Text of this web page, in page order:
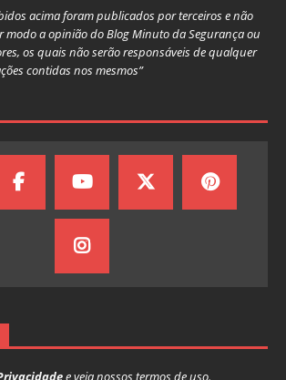
acima foram publicados por terceiros e não
modo a opinião do Blog Minuto da Segurança ou
os quais não serão responsáveis de qualquer
contidas nos mesmos”